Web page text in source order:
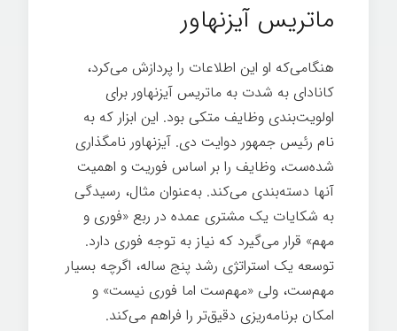
ماتریس ‌آیزنهاور
هنگامی‌که او این اطلاعات را پردازش می‌کرد،
کانادای به شدت به ماتریس آیزنهاور برای
اولویت‌بندی وظایف متکی بود. این ابزار که به
نام رئیس جمهور دوایت دی. آیزنهاور نامگذاری
شده‌ست، وظایف را بر اساس فوریت و اهمیت
آنها دسته‌بندی می‌کند. به‌عنوان مثال، رسیدگی
به شکایات یک مشتری عمده در ربع «فوری و
مهم» قرار می‌گیرد که نیاز به توجه فوری دارد.
توسعه یک استراتژی رشد پنج ساله، اگرچه بسیار
مهم‌ست، ولی «مهم‌ست اما فوری نیست» و
امکان برنامه‌ریزی دقیق‌تر را فراهم می‌کند.